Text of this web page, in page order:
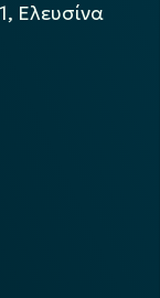
Ελευσίνα